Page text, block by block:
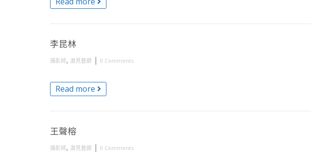
李昆林
攝影師, 澈見藝廊 | 0 Comments
Read more
王聲榕
攝影師, 澈見藝廊 | 0 Comments